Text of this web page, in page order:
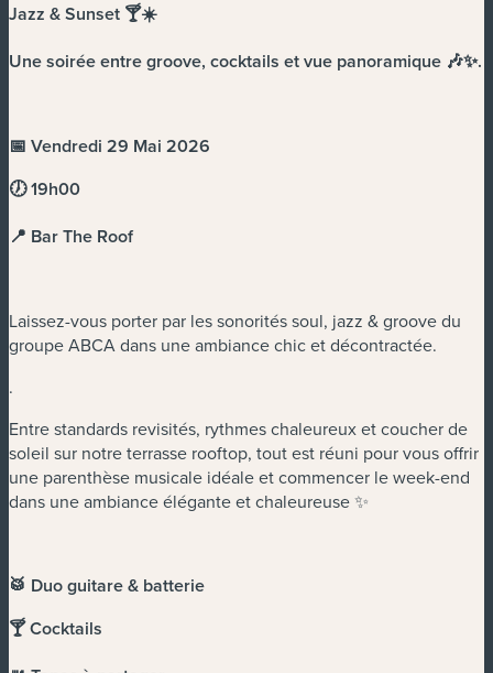
Jazz & Sunset 🍸☀️
Une soirée entre groove, cocktails et vue panoramique 🎶✨.
📅 Vendredi 29 Mai 2026
🕖 19h00
📍 Bar The Roof
Laissez-vous porter par les sonorités soul, jazz & groove du
groupe ABCA dans une ambiance chic et décontractée.
.
Entre standards revisités, rythmes chaleureux et coucher de
soleil sur notre terrasse rooftop, tout est réuni pour vous offrir
une parenthèse musicale idéale et commencer le week-end
dans une ambiance élégante et chaleureuse ✨
🥁 Duo guitare & batterie
🍸 Cocktails